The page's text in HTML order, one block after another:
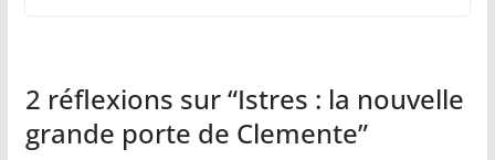
2 réflexions sur “Istres : la nouvelle
grande porte de Clemente”